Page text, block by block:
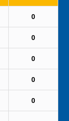
0
0
0
0
0